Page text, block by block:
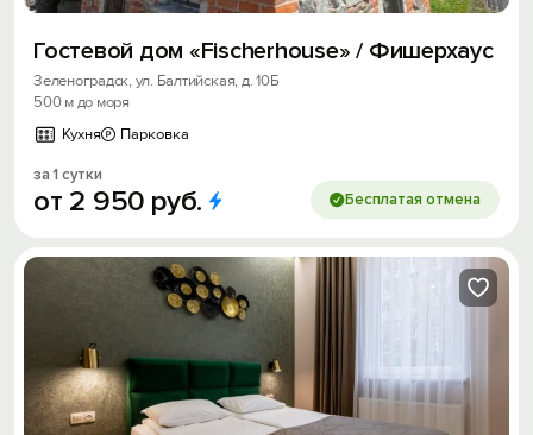
Гостевой дом «Fischerhouse» / Фишерхаус
Зеленоградск, ул. Балтийская, д. 10Б
500 м до моря
Кухня
Парковка
за 1 сутки
от 2 950 руб. Бесплатая отмена